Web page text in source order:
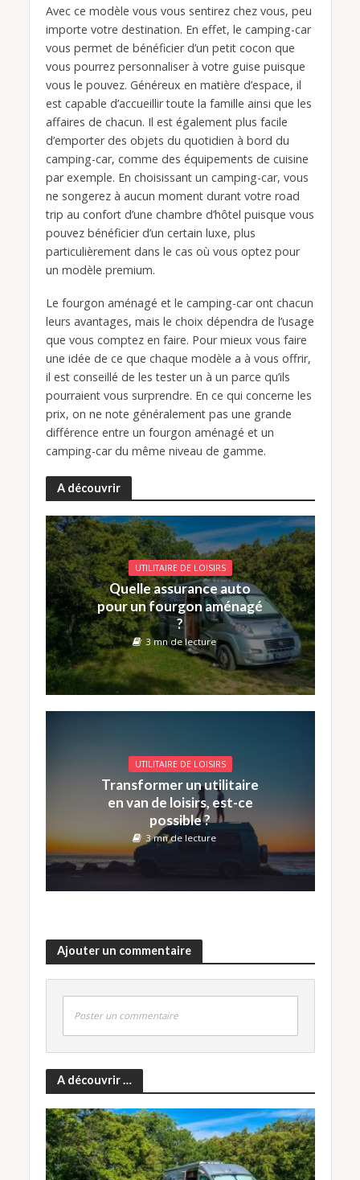
Avec ce modèle vous vous sentirez chez vous, peu
importe votre destination. En effet, le camping-car
vous permet de bénéficier d’un petit cocon que
vous pourrez personnaliser à votre guise puisque
vous le pouvez. Généreux en matière d’espace, il
est capable d’accueillir toute la famille ainsi que les
affaires de chacun. Il est également plus facile
d’emporter des objets du quotidien à bord du
camping-car, comme des équipements de cuisine
par exemple. En choisissant un camping-car, vous
ne songerez à aucun moment durant votre road
trip au confort d’une chambre d’hôtel puisque vous
pouvez bénéficier d’un certain luxe, plus
particulièrement dans le cas où vous optez pour
un modèle premium.
Le fourgon aménagé et le camping-car ont chacun
leurs avantages, mais le choix dépendra de l’usage
que vous comptez en faire. Pour mieux vous faire
une idée de ce que chaque modèle a à vous offrir,
il est conseillé de les tester un à un parce qu’ils
pourraient vous surprendre. En ce qui concerne les
prix, on ne note généralement pas une grande
différence entre un fourgon aménagé et un
camping-car du même niveau de gamme.
A découvrir
UTILITAIRE DE LOISIRS
Quelle assurance auto
pour un fourgon aménagé
?
3 mn de lecture
UTILITAIRE DE LOISIRS
Transformer un utilitaire
en van de loisirs, est-ce
possible ?
3 mn de lecture
Ajouter un commentaire
Poster un commentaire
A découvrir …